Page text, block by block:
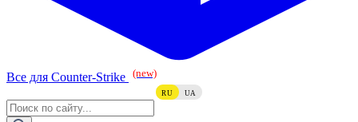
Все для Counter-Strike (new)
RU UA